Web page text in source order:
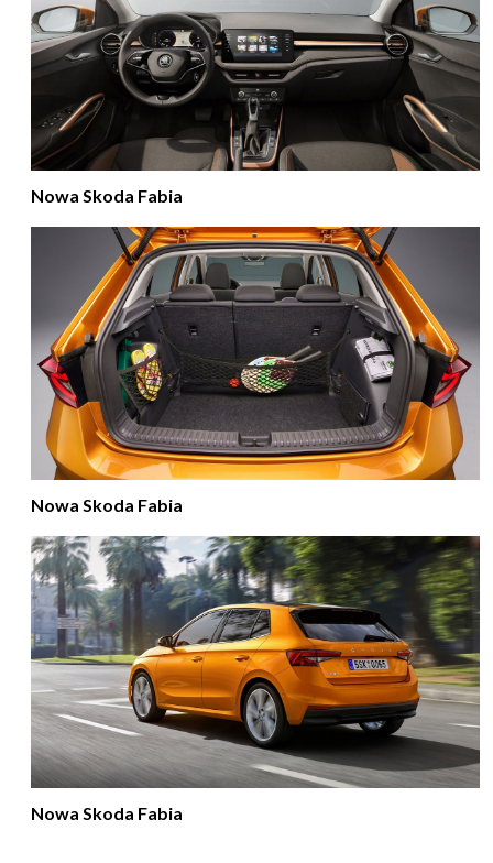
Nowa Skoda Fabia
Nowa Skoda Fabia
Nowa Skoda Fabia